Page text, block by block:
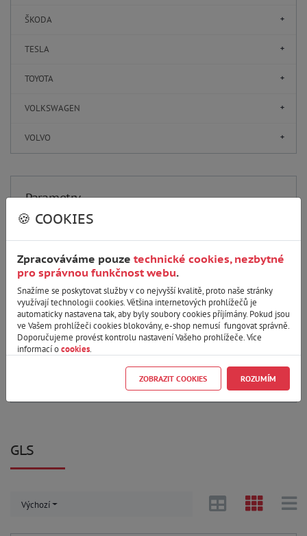
🍪 COOKIES
Zpracováváme pouze technické cookies, nezbytné
pro správnou funkčnost webu.
Snažíme se poskytovat služby v co nejvyšší kvalitě, proto naše stránky
využívají technologii cookies. Většina internetových prohlížečů je
automaticky nastavena tak, aby byly soubory cookies příjímány. Pokud jsou
ve Vašem prohlížeči cookies blokovány, e-shop nemusí fungovat správně.
Doporučujeme provést kontrolu nastavení Vašeho prohlížeče. Více
informací ocookies.
ZOBRAZIT COOKIES ROZUMÍM
ŠKODA
TESLA
TOYOTA
VOLKSWAGEN
VOLVO
Parametry
778CZK 1 390CZK
MODEL A ROK VÝROBY
Zrušit filtr
GLS
Výchozí